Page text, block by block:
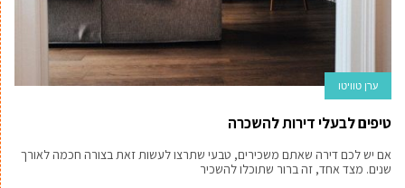
ערן טוויטו
טיפים לבעלי דירות להשכרה
אם יש לכם דירה שאתם משכירים, טבעי שתרצו לעשות זאת בצורה חכמה לאורך
שנים. מצד אחד, זה ברור שתוכלו להשכיר